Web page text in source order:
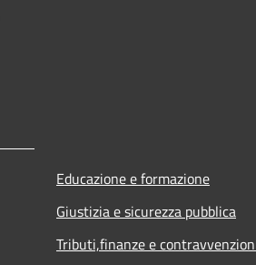
Educazione e formazione
Giustizia e sicurezza pubblica
Tributi,finanze e